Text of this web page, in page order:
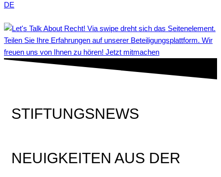
DE
Teilen Sie Ihre Erfahrungen auf unserer Beteiligungsplattform. Wir
freuen uns von Ihnen zu hören! Jetzt mitmachen
STIFTUNGSNEWS
NEUIGKEITEN AUS DER